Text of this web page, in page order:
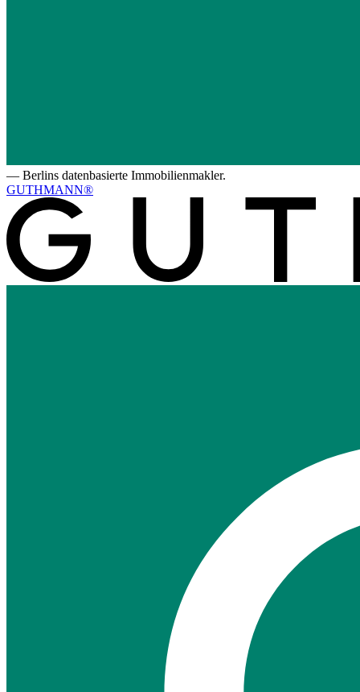
— Berlins datenbasierte Immobilienmakler.
GUTHMANN®